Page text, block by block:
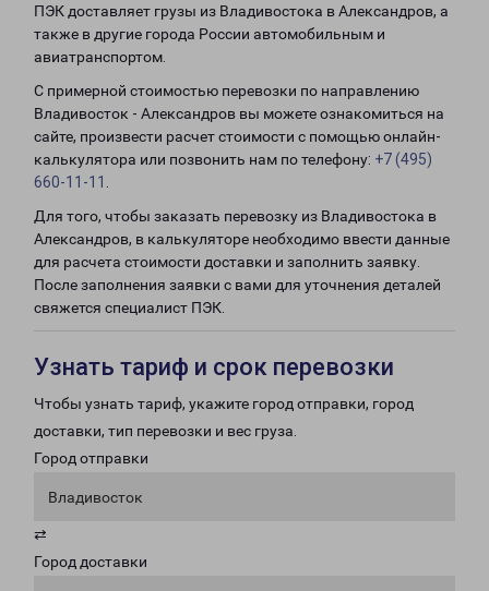
ПЭК доставляет грузы из Владивостока в Александров, а
также в другие города России автомобильным и
авиатранспортом.
С примерной стоимостью перевозки по направлению
Владивосток - Александров вы можете ознакомиться на
сайте, произвести расчет стоимости с помощью онлайн-
калькулятора или позвонить нам по телефону: +7 (495)
660-11-11
Для того, чтобы заказать перевозку из Владивостока в
Александров, в калькуляторе необходимо ввести данные
для расчета стоимости доставки и заполнить заявку.
После заполнения заявки с вами для уточнения деталей
свяжется специалист ПЭК.
Узнать тариф и срок перевозки
Чтобы узнать тариф, укажите город отправки, город
доставки, тип перевозки и вес груза.
Город отправки
Владивосток
⇄
Город доставки